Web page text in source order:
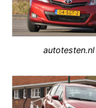
autotesten.nl